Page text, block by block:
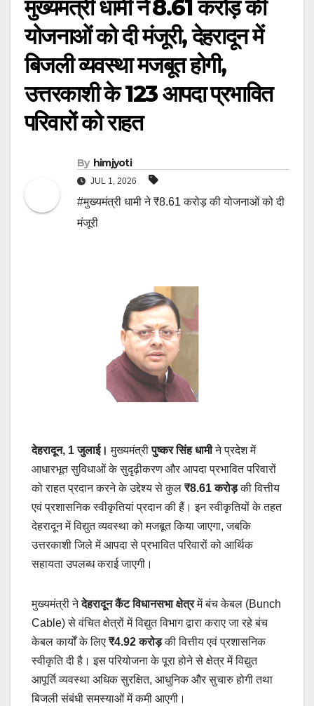
मुख्यमंत्री धामी ने ₹8.61 करोड़ की
योजनाओं को दी मंजूरी, देहरादून में
बिजली व्यवस्था मजबूत होगी,
उत्तरकाशी के 123 आपदा प्रभावित
परिवारों को राहत
By himjyoti
JUL 1, 2026
#मुख्यमंत्री धामी ने ₹8.61 करोड़ की योजनाओं को दी
मंजूरी
देहरादून, 1 जुलाई। मुख्यमंत्रीपुष्कर सिंह धामीने प्रदेश में
आधारभूत सुविधाओं के सुदृढ़ीकरण और आपदा प्रभावित परिवारों
को राहत प्रदान करने के उद्देश्य से कुल ₹8.61 करोड़की वित्तीय
एवं प्रशासनिक स्वीकृतियां प्रदान की हैं। इन स्वीकृतियों के तहत
देहरादून में विद्युत व्यवस्था को मजबूत किया जाएगा, जबकि
उत्तरकाशी जिले में आपदा से प्रभावित परिवारों को आर्थिक
सहायता उपलब्ध कराई जाएगी।
मुख्यमंत्री नेदेहरादून कैंट विधानसभा क्षेत्रमें बंच केबल (Bunch
Cable) से वंचित क्षेत्रों में विद्युत विभाग द्वारा कराए जा रहे बंच
केबल कार्यों के लिए ₹4.92 करोड़की वित्तीय एवं प्रशासनिक
स्वीकृति दी है। इस परियोजना के पूरा होने से क्षेत्र में विद्युत
आपूर्ति व्यवस्था अधिक सुरक्षित, आधुनिक और सुचारु होगी तथा
बिजली संबंधी समस्याओं में कमी आएगी।